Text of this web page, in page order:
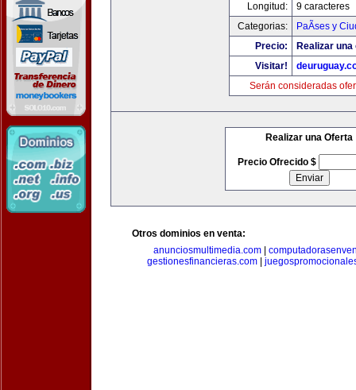
Longitud:
9 caracteres
Categorias:
PaÃ­ses y
Precio:
Realizar
Visitar!
Serán consideradas
Realizar una Oferta
Precio Ofrecido $
Otros dominios en venta:
anunciosmultimedia.com
gestionesfinancieras.com